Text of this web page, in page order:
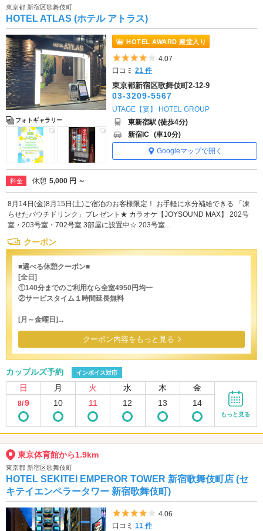
東京都 新宿区歌舞伎町
HOTEL ATLAS (ホテル アトラス)
フォトギャラリー
HOTEL AWARD 殿堂入り
5つ星のうち4
4.07
口コミ21 件
東京都新宿区歌舞伎町2-12-9
03-3209-5567
UTAGE【宴】 HOTEL GROUP
東新宿駅 (徒歩4分)
新宿IC (車10分)
Googleマップで開く
料金 休憩 5,000 円 ～
8月14日(金)8月15日(土)ご宿泊のお客様限定！ お手軽に水分補給できる 「凍
らせたパウチドリンク」プレゼント★ カラオケ【JOYSOUND MAX】 202号
室・203号室・702号室 3部屋に設置中☆ 203号室...
クーポン
■選べる休憩クーポン■
[全日]
①140分までのご利用なら全室4950円均一
②サービスタイム１時間延長無料
[月～金曜日]...
クーポン内容をもっと見る
カップルズ予約 インボイス対応
日 月 火 水 木 金
8/9 10 11 12 13 14
もっと見る
東京体育館から1.9km
東京都 新宿区歌舞伎町
HOTEL SEKITEI EMPEROR TOWER 新宿歌舞伎町店 (セ
キテイエンペラータワー 新宿歌舞伎町)
5つ星のうち4
4.06
口コミ11 件